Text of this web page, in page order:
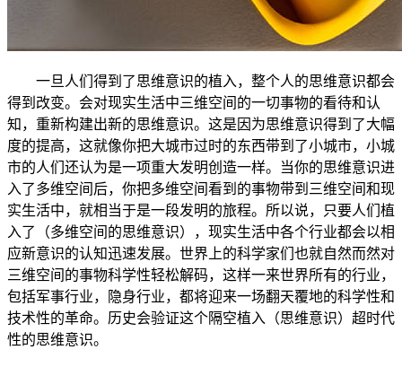
一旦人们得到了思维意识的植入，整个人的思维意识都会
得到改变。会对现实生活中三维空间的一切事物的看待和认
知，重新构建出新的思维意识。这是因为思维意识得到了大幅
度的提高，这就像你把大城市过时的东西带到了小城市，小城
市的人们还认为是一项重大发明创造一样。当你的思维意识进
入了多维空间后，你把多维空间看到的事物带到三维空间和现
实生活中，就相当于是一段发明的旅程。所以说，只要人们植
入了（多维空间的思维意识），现实生活中各个行业都会以相
应新意识的认知迅速发展。世界上的科学家们也就自然而然对
三维空间的事物科学性轻松解码，这样一来世界所有的行业，
包括军事行业，隐身行业，都将迎来一场翻天覆地的科学性和
技术性的革命。历史会验证这个隔空植入（思维意识）超时代
性的思维意识。